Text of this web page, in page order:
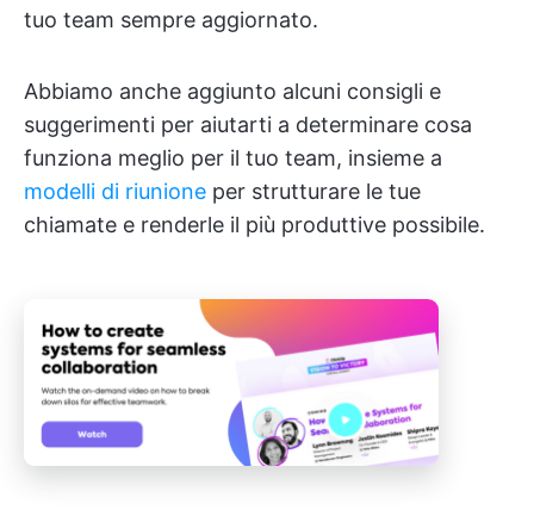
tuo team sempre aggiornato.
Abbiamo anche aggiunto alcuni consigli e
suggerimenti per aiutarti a determinare cosa
funziona meglio per il tuo team, insieme a
modelli di riunione per strutturare le tue
chiamate e renderle il più produttive possibile.